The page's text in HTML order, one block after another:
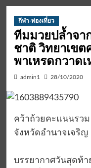
กีฬา-ท่องเที่ยว
ทีมมวยปล้ำจา
ชาติ วิทยาเข
พาเหรดกวาด
admin1 28/10/2020
คว้าถ้วยคะแนนรว
จังหวัดอำนาจเจริญ
บรรยากาศวันสุดท้